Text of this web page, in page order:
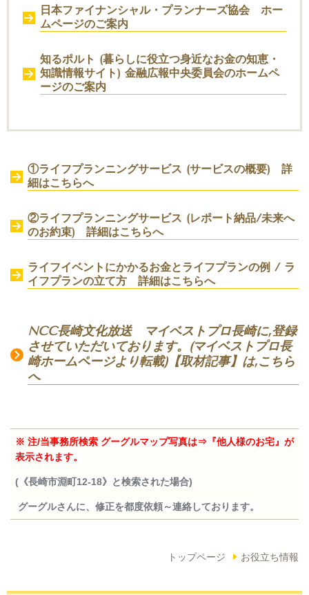
日本ファイナンシャル・プランナーズ協会 ホー
ムページのご案内
知るポルト (暮らしに役立つ身近なお金の知恵・
知識情報サイト) 金融広報中央委員会のホームペ
ージのご案内
①ライフプランニングサービス (サービスの概要) 詳
細はこちらへ
②ライフプランニングサービス (レポート納品/未来へ
のお約束) 詳細はこちらへ
ライフイベントにかかるお金とライフプランの例 / ラ
イフプランの立て方 詳細はこちらへ
NCC長崎文化放送 マイベストプロ長崎に,登録
させていただいております。(マイベストプロ長
崎ホームページより転載)【取材記事】は,こちら
へ
※ 注/当事務所検索 グーグルマップ写真は⇒『他人様のお宅』が
表示されます。
(《長崎市淵町12-18》と検索された場合)
グーグルさんに、修正を都度依頼～連絡しております。
トップページ お役立ち情報